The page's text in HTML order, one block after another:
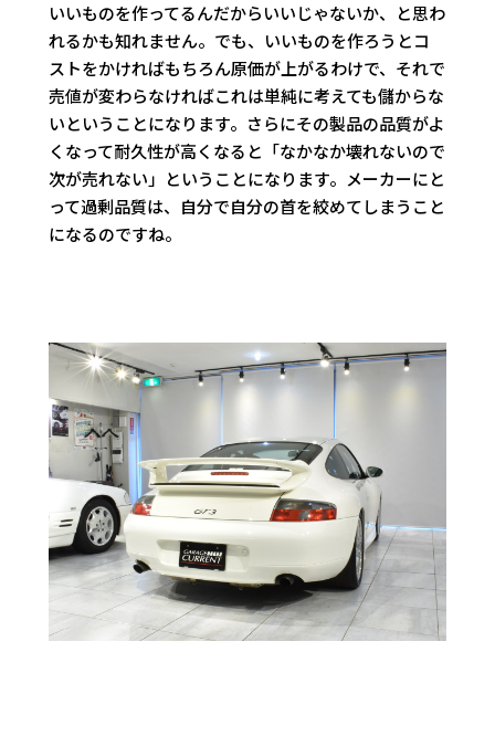
いいものを作ってるんだからいいじゃないか、と思わ
れるかも知れません。でも、いいものを作ろうとコ
ストをかければもちろん原価が上がるわけで、それで
売値が変わらなければこれは単純に考えても儲からな
いということになります。さらにその製品の品質がよ
くなって耐久性が高くなると「なかなか壊れないので
次が売れない」ということになります。メーカーにと
って過剰品質は、自分で自分の首を絞めてしまうこと
になるのですね。